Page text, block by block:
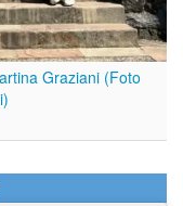
Graziani (Foto